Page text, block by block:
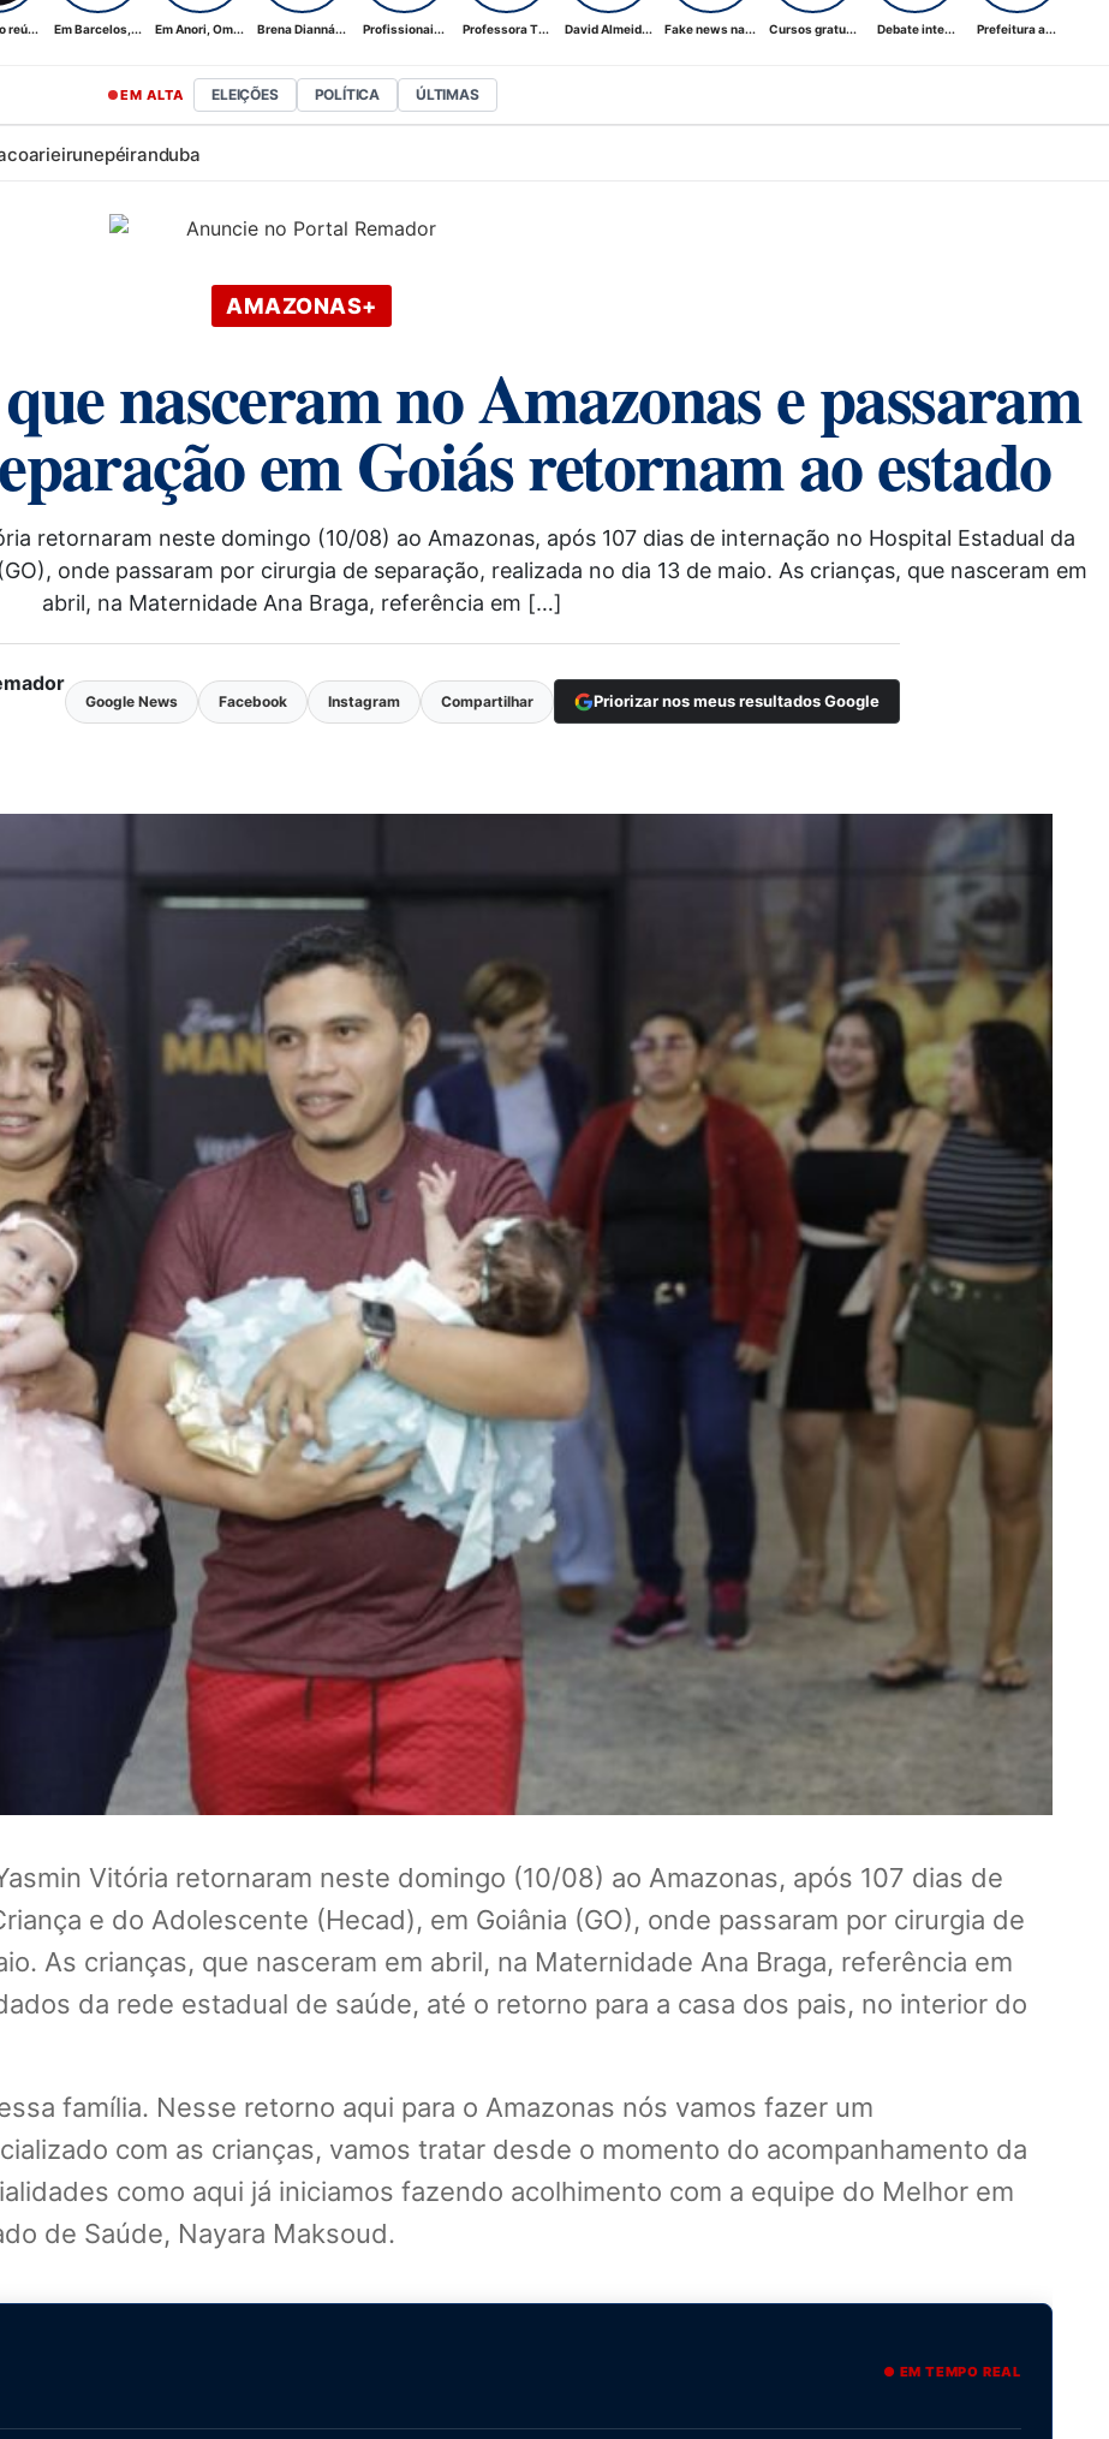
reú... Em Barcelos,... Em Anori, Om... Brena Dianná... Profissionai... Professora T... David Almeid... Fake news na... Cursos gratu... Debate inte... Prefeitura a...
EM ALTA ELEIÇÕES POLÍTICA ÚLTIMAS
coarieirunepéiranduba
AMAZONAS+
nasceram no Amazonas e passaram
em Goiás retornam ao estado
retornaram neste domingo (10/08) ao Amazonas, após 107 dias de internação no Hospital Estadual da
onde passaram por cirurgia de separação, realizada no dia 13 de maio. As crianças, que nasceram em
abril, na Maternidade Ana Braga, referência em […]
Google News Facebook Instagram Compartilhar Priorizar nos meus resultados Google
Vitória retornaram neste domingo (10/08) ao Amazonas, após 107 dias de
e do Adolescente (Hecad), em Goiânia (GO), onde passaram por cirurgia de
As crianças, que nasceram em abril, na Maternidade Ana Braga, referência em
da rede estadual de saúde, até o retorno para a casa dos pais, no interior do
família. Nesse retorno aqui para o Amazonas nós vamos fazer um
com as crianças, vamos tratar desde o momento do acompanhamento da
como aqui já iniciamos fazendo acolhimento com a equipe do Melhor em
de Saúde, Nayara Maksoud.
● EM TEMPO REAL